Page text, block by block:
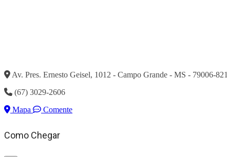
Av. Pres. Ernesto Geisel, 1012 - Campo Grande - MS - 79006-821
(67) 3029-2606
Mapa
Comente
Como Chegar